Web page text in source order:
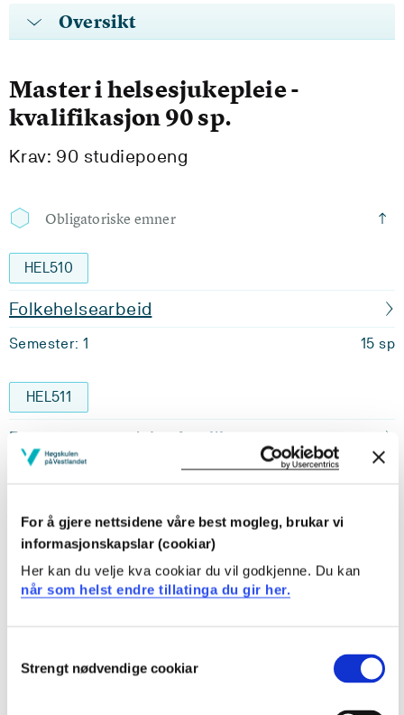
For å gjere nettsidene våre best mogleg, brukar vi
informasjonskapslar (cookiar)
Her kan du velje kva cookiar du vil godkjenne. Du kan
når som helst endre tillatinga du gir her.
Selection
Strengt nødvendige cookiar
Oversikt
Master i helsesjukepleie -
kvalifikasjon 90 sp.
Krav: 90 studiepoeng
Obligatoriske emner
HEL510
Folkehelsearbeid
Semester: 1 15 sp
HEL511
Barn, unge og deira familie
Semester: 1
HEL512
Kommunikasjon, relasjon og samhandling
Semester: 1